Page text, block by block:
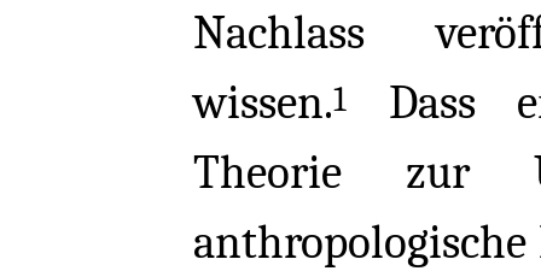
Nachlass
wissen.1
Dass
Theorie zur